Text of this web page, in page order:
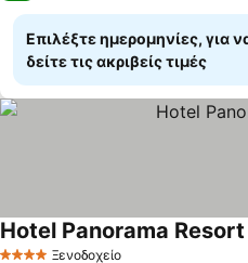
Επιλέξτε ημερομηνίες, για
δείτε τις ακριβείς τιμές
Ξενοδοχείο
Hotel Panorama Resort